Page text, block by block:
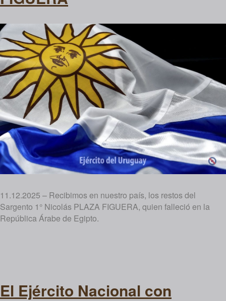
11.12.2025 – Recibimos en nuestro país, los restos del
Sargento 1° Nicolás PLAZA FIGUERA, quien falleció en la
República Árabe de Egipto.
El Ejército Nacional con